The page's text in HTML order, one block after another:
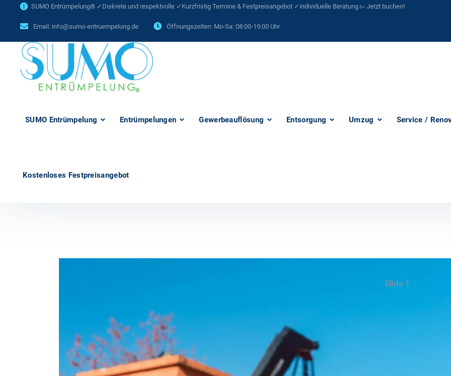
SUMO Entrümpelung® ✓Diskrete und respektvolle ✓Kurzfristig Termine & Festpreisangebot ✓individuelle Beratung ▻ Jetzt buchen!
Email: info@sumo-entruempelung.de Öffnungszeiten: Mo-Sa: 08:00-19:00 Uhr
SUMO Entrümpelung Entrümpelungen Gewerbeauflösung Entsorgung Umzug Service /
Kostenloses Festpreisangebot
Slide 1